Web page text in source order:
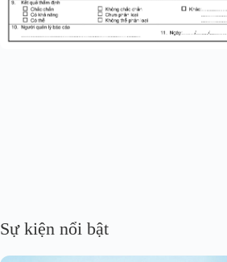
Sự kiện nổi bật